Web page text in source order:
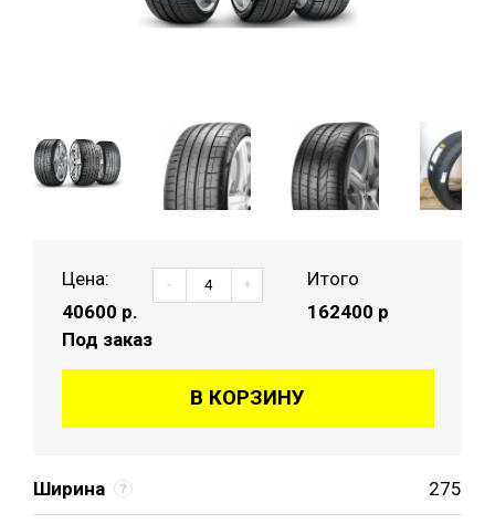
Ширина 275
Цена:
40600 р.
Под заказ
- +
Итого
162400 р
В КОРЗИНУ